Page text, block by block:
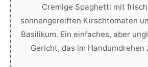
Cremige Spaghetti mit
sonnengereiften Kirschtomaten
Basilikum. Ein einfaches, aber
Gericht, das im